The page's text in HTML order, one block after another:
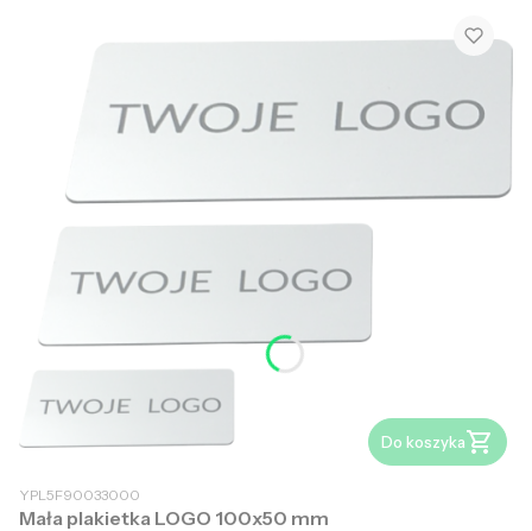
Do koszyka
YPL5F90033000
Mała plakietka LOGO 100x50 mm